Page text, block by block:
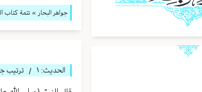
جواهر البحار » تتمة كتاب
الحديث: ١ / ترتيب